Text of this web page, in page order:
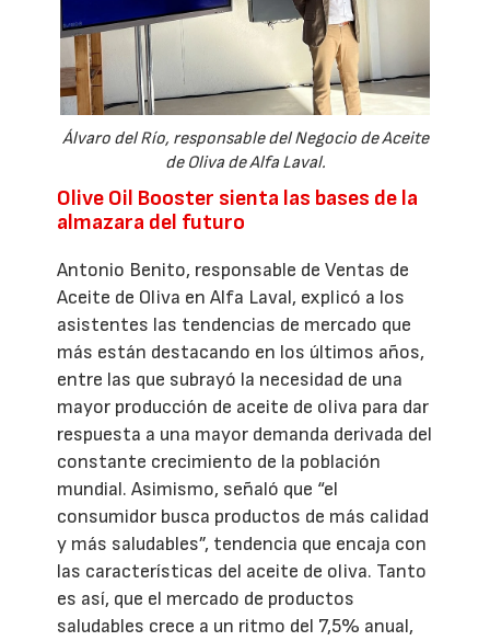
Álvaro del Río, responsable del Negocio de Aceite
de Oliva de Alfa Laval.
Olive Oil Booster sienta las bases de la
almazara del futuro
Antonio Benito, responsable de Ventas de
Aceite de Oliva en Alfa Laval, explicó a los
asistentes las tendencias de mercado que
más están destacando en los últimos años,
entre las que subrayó la necesidad de una
mayor producción de aceite de oliva para dar
respuesta a una mayor demanda derivada del
constante crecimiento de la población
mundial. Asimismo, señaló que “el
consumidor busca productos de más calidad
y más saludables”, tendencia que encaja con
las características del aceite de oliva. Tanto
es así, que el mercado de productos
saludables crece a un ritmo del 7,5% anual,